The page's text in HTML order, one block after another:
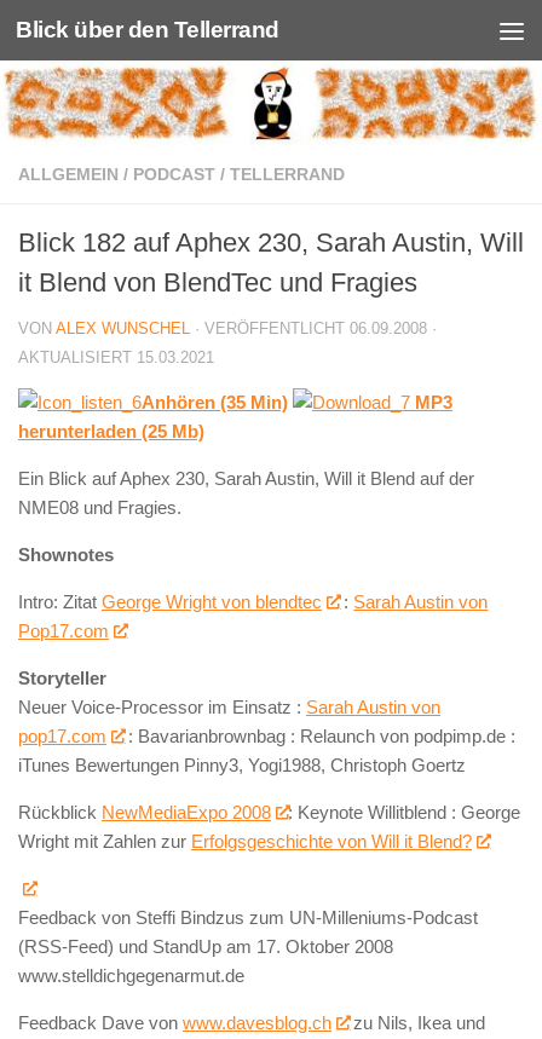
Unter dem Inhalt
Blick über den Tellerrand
ALLGEMEIN / PODCAST / TELLERRAND
Blick 182 auf Aphex 230, Sarah Austin, Will
it Blend von BlendTec und Fragies
VON ALEX WUNSCHEL · VERÖFFENTLICHT 06.09.2008 ·
AKTUALISIERT 15.03.2021
Anhören (35 Min)
MP3
herunterladen (25 Mb)
Ein Blick auf Aphex 230, Sarah Austin, Will it Blend auf der
NME08 und Fragies.
Shownotes
Intro: Zitat George Wright von blendtec : Sarah Austin von
Pop17.com
Storyteller
Neuer Voice-Processor im Einsatz : Sarah Austin von
pop17.com
: Bavarianbrownbag : Relaunch von podpimp.de :
iTunes Bewertungen Pinny3, Yogi1988, Christoph Goertz
Rückblick NewMediaExpo 2008
: Keynote Willitblend : George
Wright mit Zahlen zur Erfolgsgeschichte von Will it Blend?
Feedback von Steffi Bindzus zum UN-Milleniums-Podcast
(RSS-Feed) und StandUp am 17. Oktober 2008
www.stelldichgegenarmut.de
Feedback Dave von www.davesblog.ch
zu Nils, Ikea und